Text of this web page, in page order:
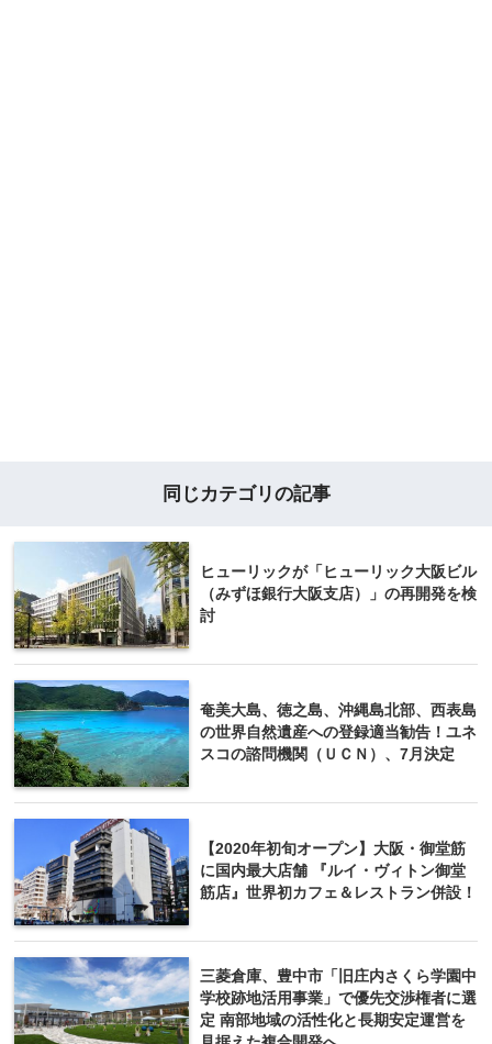
同じカテゴリの記事
ヒューリックが「ヒューリック大阪ビル
（みずほ銀行大阪支店）」の再開発を検
討
奄美大島、徳之島、沖縄島北部、西表島
の世界自然遺産への登録適当勧告！ユネ
スコの諮問機関（ＵＣＮ）、7月決定
【2020年初旬オープン】大阪・御堂筋
に国内最大店舗 『ルイ・ヴィトン御堂
筋店』世界初カフェ＆レストラン併設！
三菱倉庫、豊中市「旧庄内さくら学園中
学校跡地活用事業」で優先交渉権者に選
定 南部地域の活性化と長期安定運営を